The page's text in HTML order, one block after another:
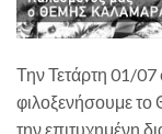
Την Τετάρτη 01/07
φιλοξενήσουμε το
την επιτυχημένη